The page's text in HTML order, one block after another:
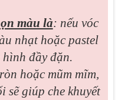
màu là: nếu vóc
nhạt hoặc pastel
đầy đặn.
hoặc mũm mĩm,
sẽ giúp che khuyết